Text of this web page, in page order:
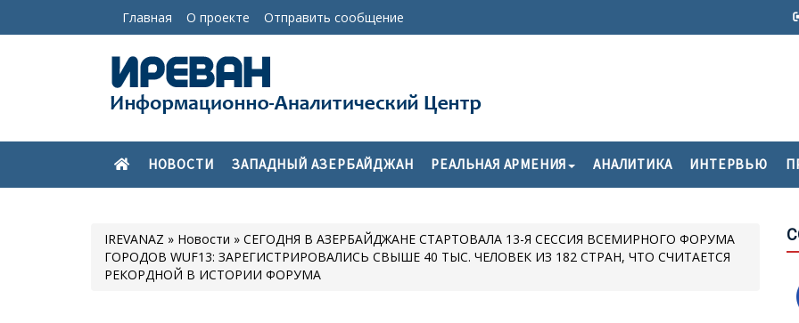
Главная О проекте Отправить сообщение
НОВОСТИ ЗАПАДНЫЙ АЗЕРБАЙДЖАН РЕАЛЬНАЯ АРМЕНИЯ АНАЛИТИКА ИНТЕРВЬЮ
IREVANAZ » Новости » СЕГОДНЯ В АЗЕРБАЙДЖАНЕ СТАРТОВАЛА 13-Я СЕССИЯ ВСЕМИРНОГО ФОРУМА
ГОРОДОВ WUF13: ЗАРЕГИСТРИРОВАЛИСЬ СВЫШЕ 40 ТЫС. ЧЕЛОВЕК ИЗ 182 СТРАН, ЧТО СЧИТАЕТСЯ
РЕКОРДНОЙ В ИСТОРИИ ФОРУМА